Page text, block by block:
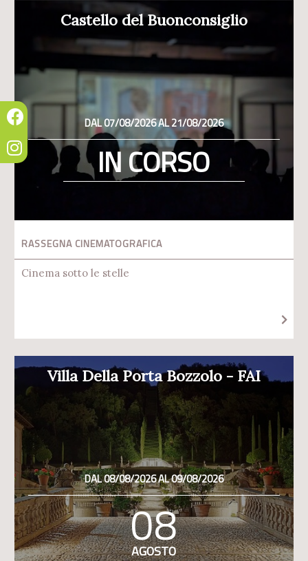
Castello del Buonconsiglio
DAL 07/08/2026 AL 21/08/2026
IN CORSO
RASSEGNA CINEMATOGRAFICA
Cinema sotto le stelle
Villa Della Porta Bozzolo - FAI
DAL 08/08/2026 AL 09/08/2026
08
AGOSTO